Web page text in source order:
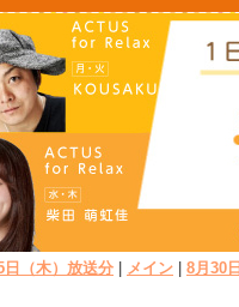
日（木）放送分 メイン 8月30